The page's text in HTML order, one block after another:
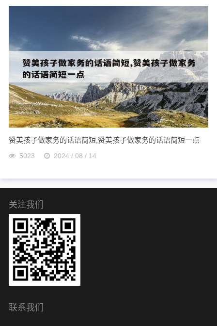
赞美孩子做家务的话语简短,赞美孩子做家务的话语简短一点
5023 2024 / 08 / 14
关注我们
联系我们